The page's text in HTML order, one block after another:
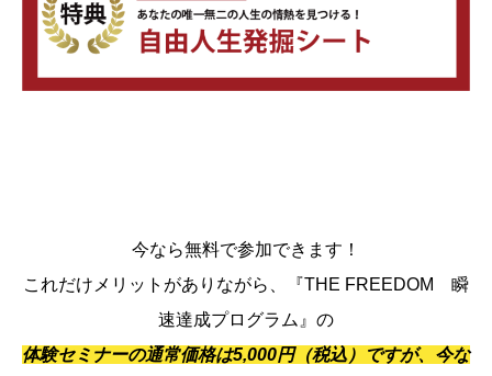
今なら無料で参加できます！
これだけメリットがありながら、『THE FREEDOM 瞬
速達成プログラム』の
体験セミナーの通常価格は5,000円（税込）ですが、今な